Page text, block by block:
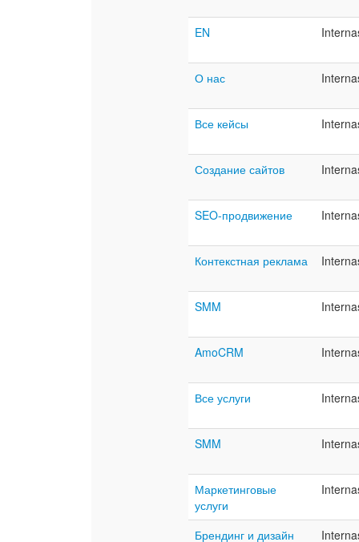
EN
О нас
Все кейсы
Создание сайтов
SEO-продвижение
Контекстная реклама
SMM
AmoCRM
Все услуги
SMM
Маркетинговые
услуги
Брендинг и дизайн